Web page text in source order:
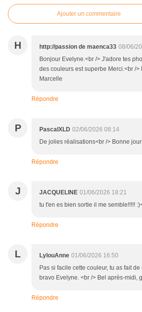
Ajouter un commentaire
H http://passion de maenca33 08/06/
Bonjour Evelyne.<br /> J'adore tes
des couleurs est superbe Merci.<br />
Marcelle
Répondre
P PascalXLD 02/06/2026 08:14
De jolies réalisations<br /> Bonne
Répondre
J JACQUELINE 01/06/2026 18:21
tu t'en es bien sortie il me semble!!!!!
Répondre
L LylouAnne 01/06/2026 16:50
Pas si facile cette couleur, tu as fait
bravo Evelyne. <br /> Bel après-midi,
Répondre